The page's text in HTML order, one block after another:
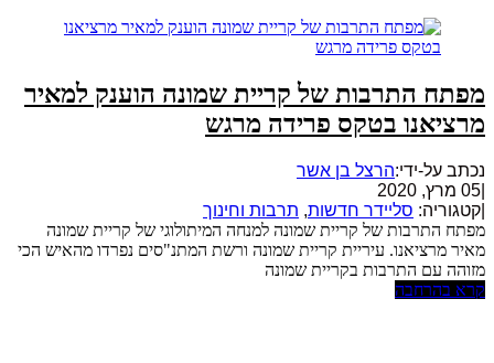
מפתח התרבות של קריית שמונה הוענק למאיר
מרציאנו בטקס פרידה מרגש
נכתב על-ידי:הרצל בן אשר
05 מרץ, 2020
קטגוריה: סליידר חדשות, תרבות וחינוך
מפתח התרבות של קריית שמונה למנחה המיתולוגי של קריית שמונה
מאיר מרציאנו. עיריית קריית שמונה ורשת המתנ"סים נפרדו מהאיש הכי
מזוהה עם התרבות בקריית שמונה
קרא בהרחבה